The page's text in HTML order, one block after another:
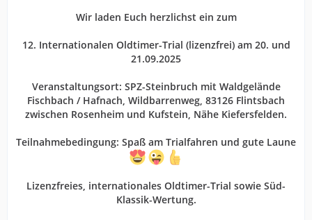
Wir laden Euch herzlichst ein zum
12. Internationalen Oldtimer-Trial (lizenzfrei) am 20. und
21.09.2025
Veranstaltungsort: SPZ-Steinbruch mit Waldgelände
Fischbach / Hafnach, Wildbarrenweg, 83126 Flintsbach
zwischen Rosenheim und Kufstein, Nähe Kiefersfelden.
Teilnahmebedingung: Spaß am Trialfahren und gute Laune
Lizenzfreies, internationales Oldtimer-Trial sowie Süd-
Klassik-Wertung.